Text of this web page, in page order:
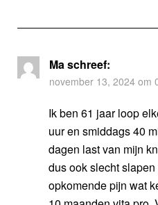
Maschreef:
november 13, 2024 om
Ik ben 61 jaar loop
uur en smiddags 40
dagen last van mijn
dus ook slecht
opkomende pijn wat